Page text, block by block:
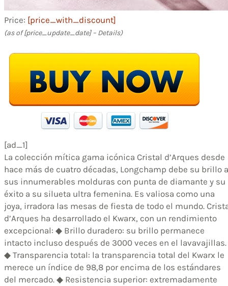
Price: [price_with_discount]
(as of [price_update_date] – Details)
[ad_1]
La colección mítica gama icónica Cristal d’Arques desde
hace más de cuatro décadas, Longchamp debe su brillo a
sus innumerables molduras con punta de diamante y su
éxito a su silueta ultra femenina. Es valiosa como una
joya, irradora las mesas de fiesta de todo el mundo.
d’Arques ha desarrollado el Kwarx, con un rendimiento
excepcional: ◆ Brillo duradero: su brillo permanece
intacto incluso después de 3000 veces en el lavavajillas.
◆ Transparencia total: la transparencia total del Kwarx le
merece un índice de 98,8 por encima de los estándares
del mercado. ◆ Resistencia superior: extremadamente